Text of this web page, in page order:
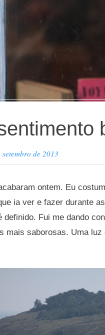
setembro de 2013
ontem. Eu
ia ver e fazer durante
definido. Fui me dando
mais saborosas. Uma